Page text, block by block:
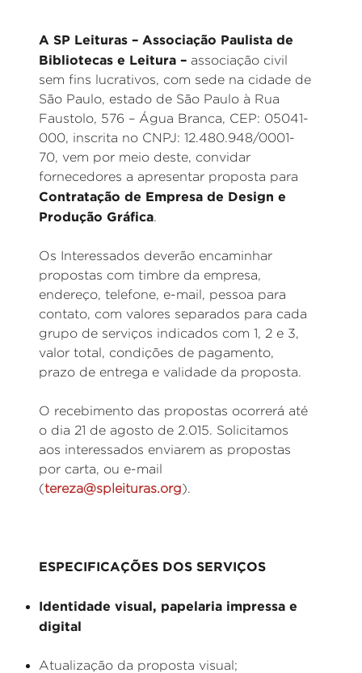
A SP Leituras – Associação Paulista de
Bibliotecas e Leitura – associação civil
sem fins lucrativos, com sede na cidade de
São Paulo, estado de São Paulo à Rua
Faustolo, 576 – Água Branca, CEP: 05041-
000, inscrita no CNPJ: 12.480.948/0001-
70, vem por meio deste, convidar
fornecedores a apresentar proposta para
Contratação de Empresa de Design e
Produção Gráfica.
Os Interessados deverão encaminhar
propostas com timbre da empresa,
endereço, telefone, e-mail, pessoa para
contato, com valores separados para cada
grupo de serviços indicados com 1, 2 e 3,
valor total, condições de pagamento,
prazo de entrega e validade da proposta.
O recebimento das propostas ocorrerá até
o dia 21 de agosto de 2.015. Solicitamos
aos interessados enviarem as propostas
por carta, ou e-mail
(tereza@spleituras.org).
ESPECIFICAÇÕES DOS SERVIÇOS
Identidade visual, papelaria impressa e
digital
Atualização da proposta visual;